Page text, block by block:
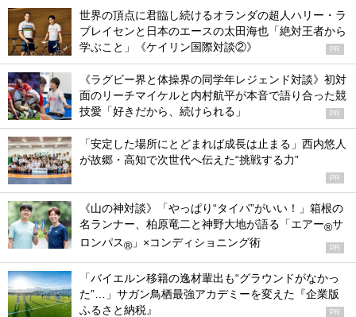
世界の頂点に君臨し続けるオランダの超人ハリー・ラ
ブレイセンと日本のエースの太田海也「絶対王者から
学ぶこと」《ケイリン国際対談②》
PR
《ラグビー界と体操界の同学年レジェンド対談》初対
面のリーチマイケルと内村航平が本音で語り合った競
技愛「好きだから、続けられる」
PR
「安定した場所にとどまれば成長は止まる」西内悠人
が故郷・高知で次世代へ伝えた“挑戦する力”
PR
《山の神対談》「やっぱり“タイパ”がいい！」箱根の
名ランナー、柏原竜二と神野大地が語る「エアー®サ
ロンパス® 」×コンディショニング術 PR
「バイエルン移籍の逸材輩出も“グラウンドがなかっ
た”…」サガン鳥栖最強アカデミーを変えた『企業版
ふるさと納税』
PR